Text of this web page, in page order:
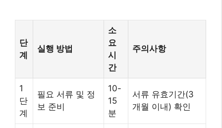
단
계
실행 방법
소
요
시
간
주의사항
1
단
계
필요 서류 및 정
보 준비
10-
15
분
서류 유효기간(3
개월 이내) 확인